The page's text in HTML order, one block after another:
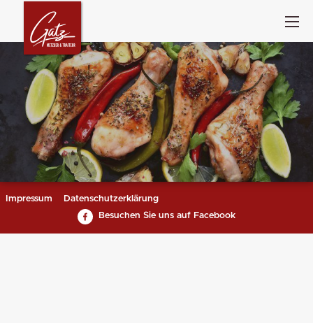
Impressum
Datenschutzerklärung
Besuchen Sie uns auf Facebook